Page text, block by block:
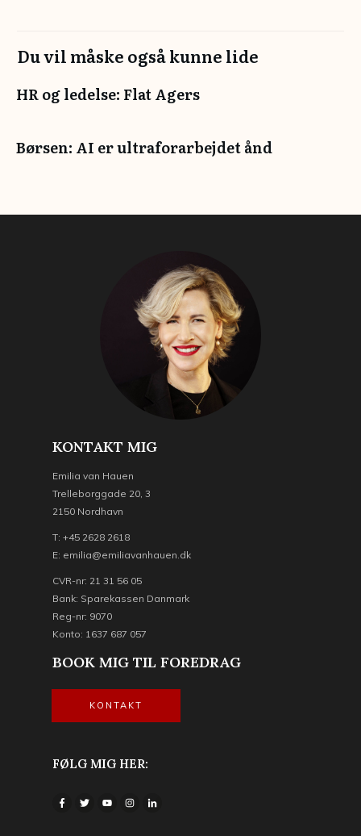
Du vil måske også kunne lide
HR og ledelse: Flat Agers
Børsen: AI er ultraforarbejdet ånd
KONTAKT MIG
Emilia van Hauen
Trelleborggade 20, 3
2150 Nordhavn
T: +45 2628 2618
E: emilia@emiliavanhauen.dk
CVR-nr: 21 31 56 05
Bank: Sparekassen Danmark
Reg-nr: 9070
Konto: 1637 687 057
BOOK MIG TIL FOREDRAG
KONTAKT
FØLG MIG HER: